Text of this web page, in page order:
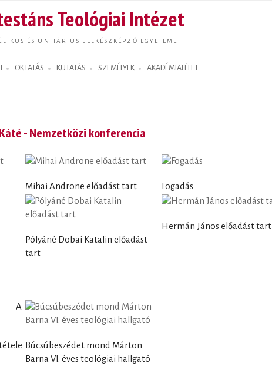
tartalomra
Teológiai Intézet
ÉS UNITÁRIUS LELKÉSZKÉPZŐ EGYETEME
OKTATÁS KUTATÁS SZEMÉLYEK AKADÉMIAI ÉLET
- Nemzetközi konferencia
Mihai Androne előadást tart Fogadás
Pólyáné Dobai Katalin előadást
tart
Hermán János előadást tart
A
Búcsúbeszédet mond Márton
Barna VI. éves teológiai hallgató